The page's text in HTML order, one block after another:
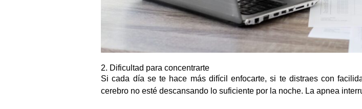
2. Dificultad para concentrarte
Si cada día se te hace más difícil enfocarte, si te distraes con
cerebro no esté descansando lo suficiente por la noche. La apnea